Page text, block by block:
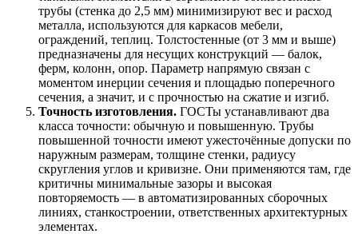
трубы (стенка до 2,5 мм) минимизируют вес и расход
металла, используются для каркасов мебели,
ограждений, теплиц. Толстостенные (от 3 мм и выше)
предназначены для несущих конструкций — балок,
ферм, колонн, опор. Параметр напрямую связан с
моментом инерции сечения и площадью поперечного
сечения, а значит, и с прочностью на сжатие и изгиб.
Точность изготовления. ГОСТы устанавливают два
класса точности: обычную и повышенную. Трубы
повышенной точности имеют ужесточённые допуски по
наружным размерам, толщине стенки, радиусу
скругления углов и кривизне. Они применяются там, где
критичны минимальные зазоры и высокая
повторяемость — в автоматизированных сборочных
линиях, станкостроении, ответственных архитектурных
элементах.